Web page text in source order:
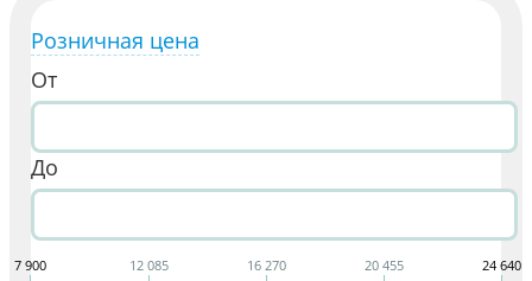
Розничная цена
От
До
7 900 12 085 16 270 20 455 24 640